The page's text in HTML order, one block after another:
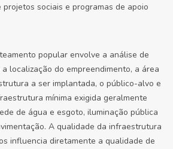
sociais e programas de apoio
popular envolve a análise de
localização do empreendimento, a área
a ser implantada, o público-alvo e
mínima exigida geralmente
de água e esgoto, iluminação pública
A qualidade da infraestrutura
influencia diretamente a qualidade de